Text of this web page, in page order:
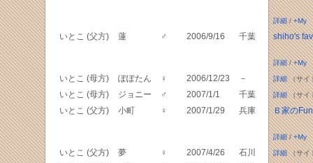
詳細/+My
いとこ (父方) 蓮 ♂ 2006/9/16 千葉 shiho's
詳細/+My
いとこ (母方) ぽぽたん ♀ 2006/12/23 － 詳細（サイ
いとこ (母方) ジョニー ♂ 2007/1/1 千葉 詳細（サイ
いとこ (父方) 小町 ♀ 2007/1/29 兵庫 Ｂ家の
詳細/+My
いとこ (父方) 夢 ♀ 2007/4/26 石川 詳細（サイ